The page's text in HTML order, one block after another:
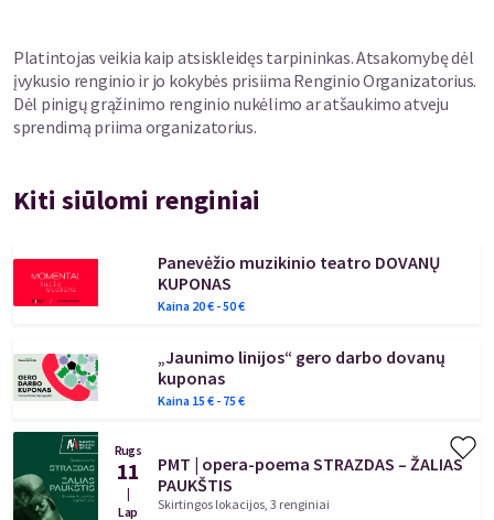
Platintojas veikia kaip atsiskleidęs tarpininkas. Atsakomybę dėl
įvykusio renginio ir jo kokybės prisiima Renginio Organizatorius.
Dėl pinigų grąžinimo renginio nukėlimo ar atšaukimo atveju
sprendimą priima organizatorius.
Kiti siūlomi renginiai
Panevėžio muzikinio teatro DOVANŲ
KUPONAS
Kaina 20€ -50€
„Jaunimo linijos“ gero darbo dovanų
kuponas
Kaina 15 € - 75 €
Rugs
11
|
Lap
PMT | opera-poema STRAZDAS – ŽALIAS
PAUKŠTIS
Skirtingos lokacijos, 3 renginiai